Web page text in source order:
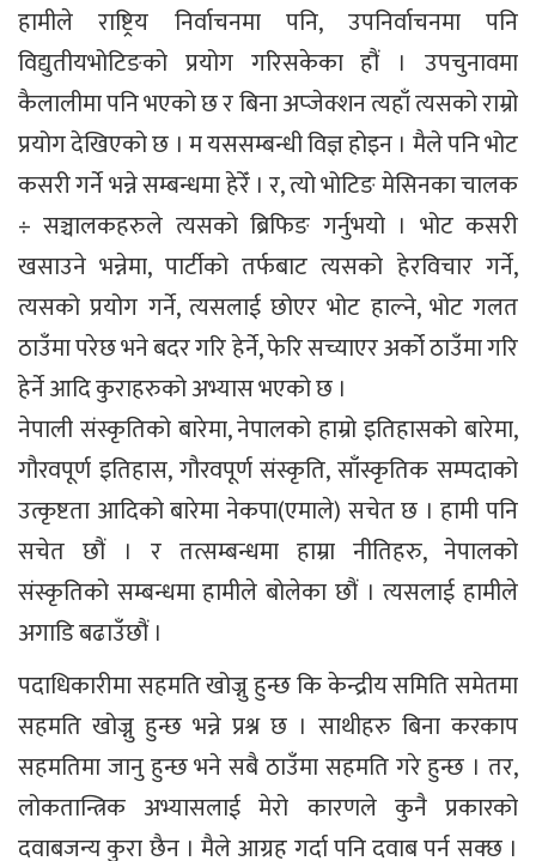
हामीले राष्ट्रिय निर्वाचनमा पनि, उपनिर्वाचनमा पनि
विद्युतीयभोटिङको प्रयोग गरिसकेका हौं । उपचुनावमा
कैलालीमा पनि भएको छ र बिना अप्जेक्शन त्यहाँ त्यसको राम्रो
प्रयोग देखिएको छ । म यससम्बन्धी विज्ञ होइन । मैले पनि भोट
कसरी गर्ने भन्ने सम्बन्धमा हेरेँ । र, त्यो भोटिङ मेसिनका चालक
÷ सञ्चालकहरुले त्यसको ब्रिफिङ गर्नुभयो । भोट कसरी
खसाउने भन्नेमा, पार्टीको तर्फबाट त्यसको हेरविचार गर्ने,
त्यसको प्रयोग गर्ने, त्यसलाई छोएर भोट हाल्ने, भोट गलत
ठाउँमा परेछ भने बदर गरि हेर्ने, फेरि सच्याएर अर्को ठाउँमा गरि
हेर्ने आदि कुराहरुको अभ्यास भएको छ ।
नेपाली संस्कृतिको बारेमा, नेपालको हाम्रो इतिहासको बारेमा,
गौरवपूर्ण इतिहास, गौरवपूर्ण संस्कृति, साँस्कृतिक सम्पदाको
उत्कृष्टता आदिको बारेमा नेकपा(एमाले) सचेत छ । हामी पनि
सचेत छौं । र तत्सम्बन्धमा हाम्रा नीतिहरु, नेपालको
संस्कृतिको सम्बन्धमा हामीले बोलेका छौं । त्यसलाई हामीले
अगाडि बढाउँछौं ।
पदाधिकारीमा सहमति खोज्नु हुन्छ कि केन्द्रीय समिति समेतमा
सहमति खोज्नु हुन्छ भन्ने प्रश्न छ । साथीहरु बिना करकाप
सहमतिमा जानु हुन्छ भने सबै ठाउँमा सहमति गरे हुन्छ । तर,
लोकतान्त्रिक अभ्यासलाई मेरो कारणले कुनै प्रकारको
दवाबजन्य कुरा छैन । मैले आग्रह गर्दा पनि दवाब पर्न सक्छ ।